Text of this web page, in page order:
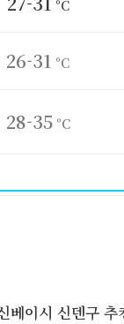
°C
26-31 °C
28-35 °C
베이시 신덴구 추